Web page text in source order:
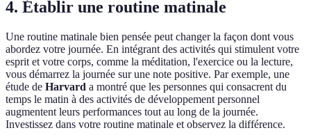
4. Établir une routine matinale
Une routine matinale bien pensée peut changer la façon dont vous
abordez votre journée. En intégrant des activités qui stimulent votre
esprit et votre corps, comme la méditation, l'exercice ou la lecture,
vous démarrez la journée sur une note positive. Par exemple, une
étude de Harvard a montré que les personnes qui consacrent du
temps le matin à des activités de développement personnel
augmentent leurs performances tout au long de la journée.
Investissez dans votre routine matinale et observez la différence.